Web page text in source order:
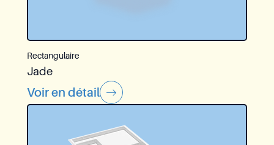
Rectangulaire
Jade
Voir en détail